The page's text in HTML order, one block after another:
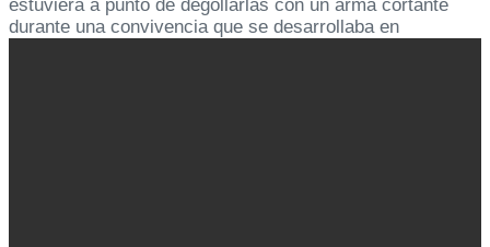
estuviera a punto de degollarlas con un arma cortante
durante una convivencia que se desarrollaba en